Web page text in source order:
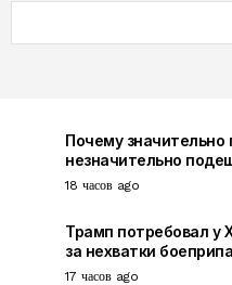
Почему
незначительно
18 часов ago
Трамп потребовал у
за нехватки
17 часов ago